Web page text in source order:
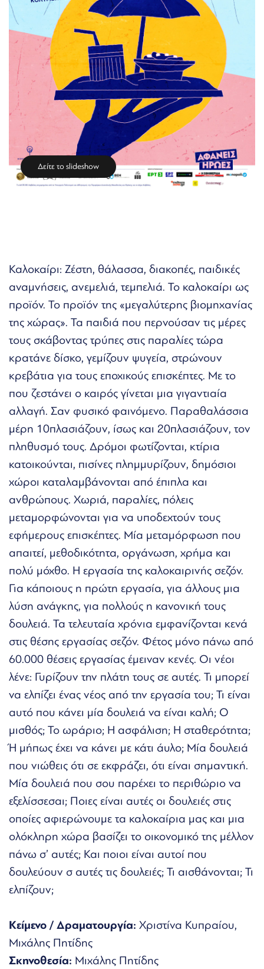
Δείτε το slideshow
Καλοκαίρι: Ζέστη, θάλασσα, διακοπές, παιδικές
αναμνήσεις, ανεμελιά, τεμπελιά. Το καλοκαίρι ως
προϊόν. Το προϊόν της «μεγαλύτερης βιομηχανίας
της χώρας». Τα παιδιά που περνούσαν τις μέρες
τους σκάβοντας τρύπες στις παραλίες τώρα
κρατάνε δίσκο, γεμίζουν ψυγεία, στρώνουν
κρεβάτια για τους εποχικούς επισκέπτες. Με το
που ζεστάνει ο καιρός γίνεται μια γιγαντιαία
αλλαγή. Σαν φυσικό φαινόμενο. Παραθαλάσσια
μέρη 10πλασιάζουν, ίσως και 20πλασιάζουν, τον
πληθυσμό τους. Δρόμοι φωτίζονται, κτίρια
κατοικούνται, πισίνες πλημμυρίζουν, δημόσιοι
χώροι καταλαμβάνονται από έπιπλα και
ανθρώπους. Χωριά, παραλίες, πόλεις
μεταμορφώνονται για να υποδεχτούν τους
εφήμερους επισκέπτες. Μία μεταμόρφωση που
απαιτεί, μεθοδικότητα, οργάνωση, χρήμα και
πολύ μόχθο. Η εργασία της καλοκαιρινής σεζόν.
Για κάποιους η πρώτη εργασία, για άλλους μια
λύση ανάγκης, για πολλούς η κανονική τους
δουλειά. Τα τελευταία χρόνια εμφανίζονται κενά
στις θέσης εργασίας σεζόν. Φέτος μόνο πάνω από
60.000 θέσεις εργασίας έμειναν κενές. Οι νέοι
λένε: Γυρίζουν την πλάτη τους σε αυτές. Τι μπορεί
να ελπίζει ένας νέος από την εργασία του; Τι είναι
αυτό που κάνει μία δουλειά να είναι καλή; Ο
μισθός; Το ωράριο; Η ασφάλιση; Η σταθερότητα;
Ή μήπως έχει να κάνει με κάτι άυλο; Μία δουλειά
που νιώθεις ότι σε εκφράζει, ότι είναι σημαντική.
Μία δουλειά που σου παρέχει το περιθώριο να
εξελίσσεσαι; Ποιες είναι αυτές οι δουλειές στις
οποίες αφιερώνουμε τα καλοκαίρια μας και μια
ολόκληρη χώρα βασίζει το οικονομικό της μέλλον
πάνω σ’ αυτές; Και ποιοι είναι αυτοί που
δουλεύουν σ αυτές τις δουλειές; Τι αισθάνονται; Τι
ελπίζουν;
Κείμενο / Δραματουργία: Χριστίνα Κυπραίου,
Μιχάλης Πητίδης
Σκηνοθεσία: Μιχάλης Πητίδης